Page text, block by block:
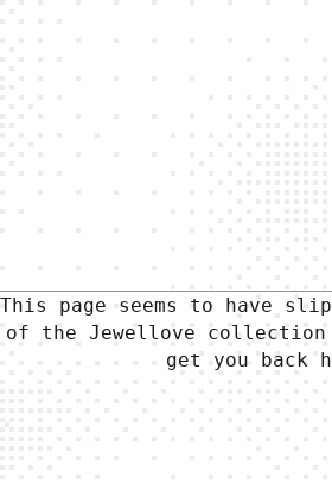
This page seems to have slip
of the Jewellove collection
get you back h